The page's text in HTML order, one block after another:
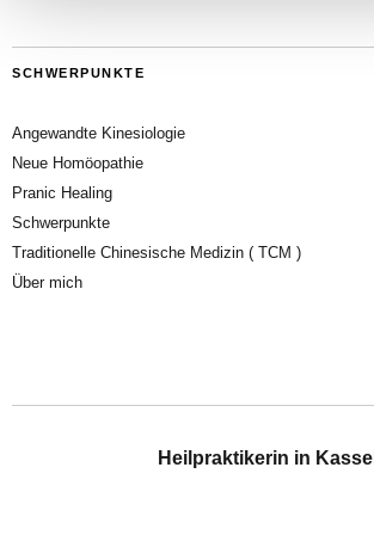
SCHWERPUNKTE
Angewandte Kinesiologie
Neue Homöopathie
Pranic Healing
Schwerpunkte
Traditionelle Chinesische Medizin ( TCM )
Über mich
Heilpraktikerin in Kassel